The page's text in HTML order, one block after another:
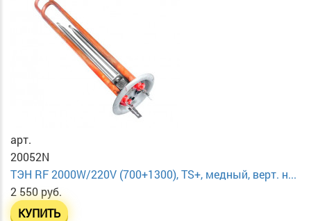
арт.
20052N
ТЭН RF 2000W/220V (700+1300), TS+, медный, верт. н...
2 550 руб.
КУПИТЬ